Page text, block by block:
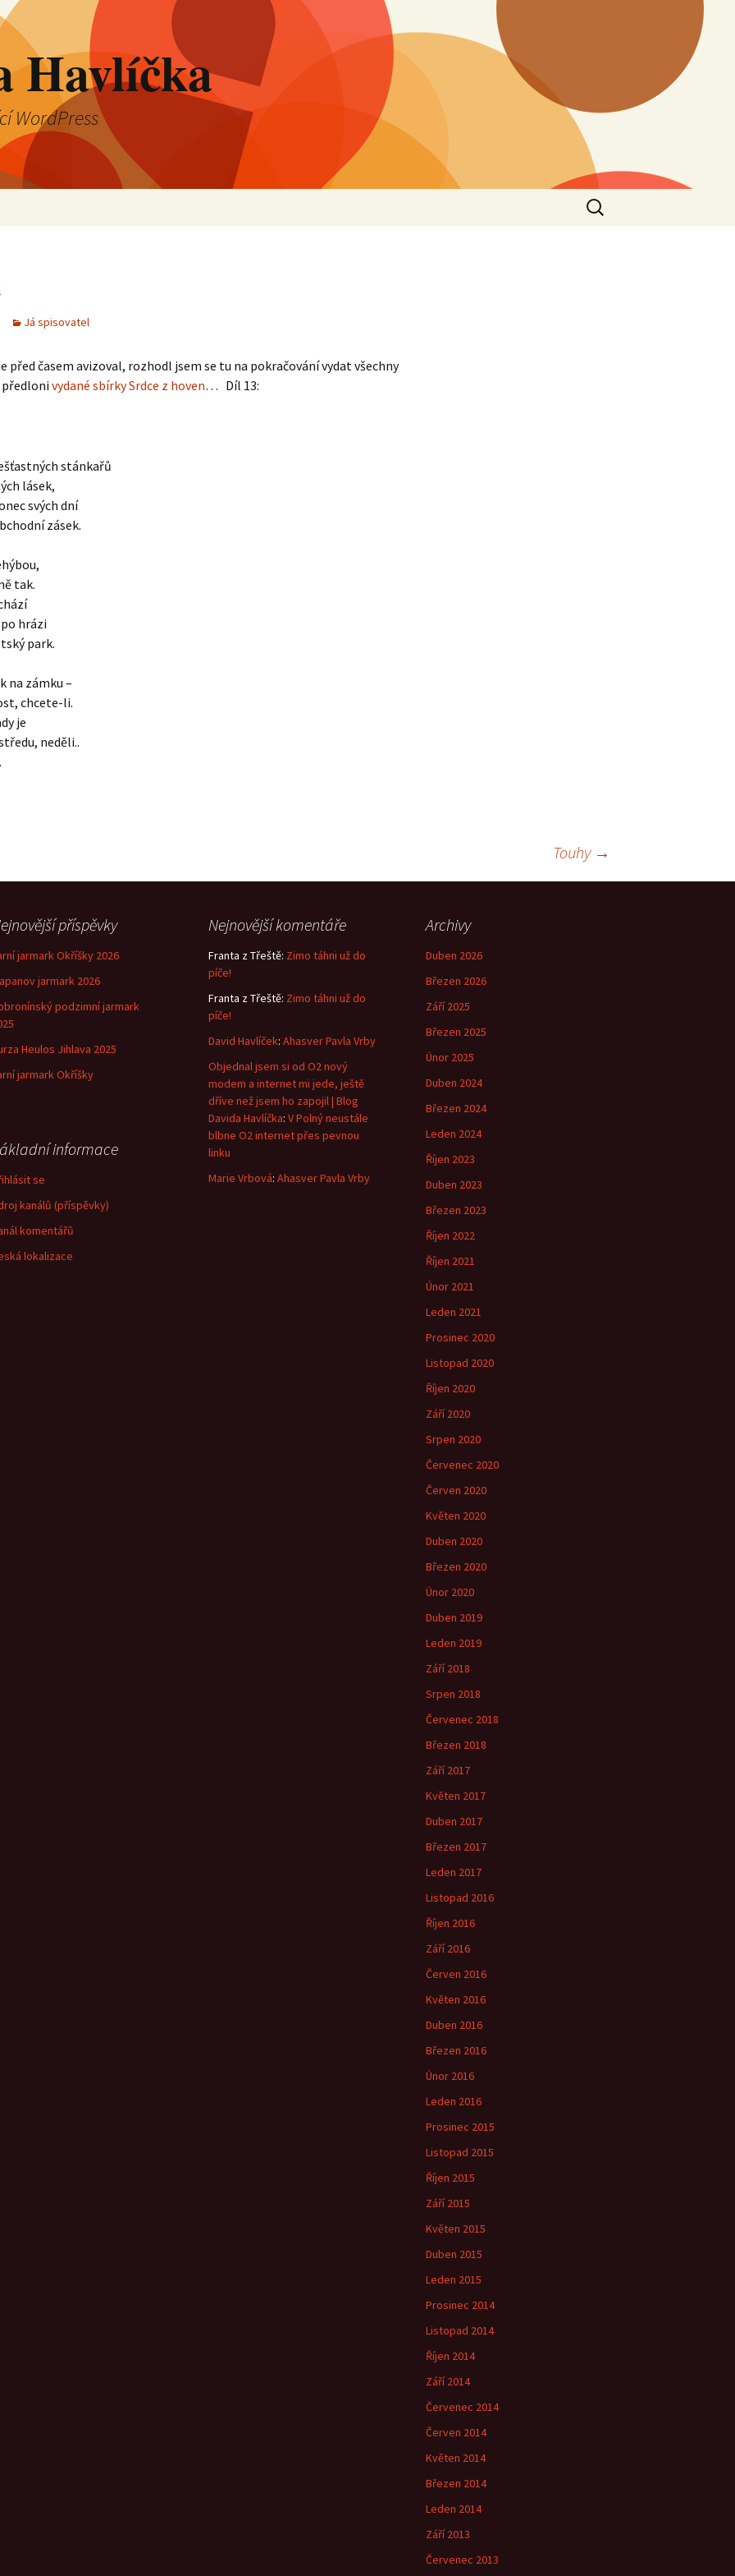
Havlíčka
WordPress
Vyhledávání
Já spisovatel
před časem avizoval, rozhodl jsem se tu na pokračování vydat všechny
předlonivydané sbírky Srdce z hoven… Díl 13:
stánkařů
lásek,
svých dní
zásek.
tak.
hrázi
park.
na zámku –
chcete-li.
je
neděli..
Touhy →
příspěvky
jarmark Okříšky 2026
jarmark 2026
podzimní jarmark
Heulos Jihlava 2025
jarmark Okříšky
Nejnovější komentáře
Franta z Třeště: Zimo táhni už do
píče!
Franta z Třeště: Zimo táhni už do
píče!
David Havlíček: Ahasver Pavla Vrby
Objednal jsem si od O2 nový
modem a internet mi jede, ještě
dříve než jsem ho zapojil | Blog
Davida Havlíčka: V Polný neustále
blbne O2 internet přes pevnou
linku
Marie Vrbová: Ahasver Pavla Vrby
Archivy
Duben 2026
Březen 2026
Září 2025
Březen 2025
Únor 2025
Duben 2024
Březen 2024
Leden 2024
Říjen 2023
Duben 2023
Březen 2023
Říjen 2022
Říjen 2021
Únor 2021
Leden 2021
Prosinec 2020
Listopad 2020
Říjen 2020
Září 2020
Srpen 2020
Červenec 2020
Červen 2020
Květen 2020
Duben 2020
Březen 2020
Únor 2020
Duben 2019
Leden 2019
Září 2018
Srpen 2018
Červenec 2018
Březen 2018
Září 2017
Květen 2017
Duben 2017
Březen 2017
Leden 2017
Listopad 2016
Říjen 2016
Září 2016
Červen 2016
Květen 2016
Duben 2016
Březen 2016
Únor 2016
Leden 2016
Prosinec 2015
Listopad 2015
Říjen 2015
Září 2015
Květen 2015
Duben 2015
Leden 2015
Prosinec 2014
Listopad 2014
Říjen 2014
Září 2014
Červenec 2014
Červen 2014
Květen 2014
Březen 2014
Leden 2014
Září 2013
Červenec 2013
informace
se
kanálů (příspěvky)
komentářů
lokalizace